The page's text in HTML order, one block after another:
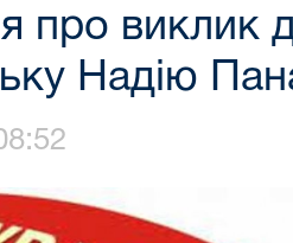
про виклик
Надію